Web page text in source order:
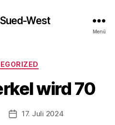
West
Menü
Kategorien
wird 70
Veröffentlichungsdatum
17. Juli 2024